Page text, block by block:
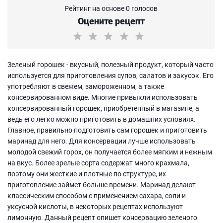
Рейтинг на основе 0 голосов
Оцените рецепт
Зеленый горошек - вкусный, полезный продукт, который часто
используется для приготовления супов, салатов и закусок. Его
употребляют в свежем, замороженном, а также
консервированном виде. Многие привыкли использовать
консервированный горошек, приобретенный в магазине, а
ведь его легко можно приготовить в домашних условиях.
Главное, правильно подготовить сам горошек и приготовить
маринад для него. Для консервации лучше использовать
молодой свежий горох, он получается более мягким и нежным
на вкус. Более зрелые сорта содержат много крахмала,
поэтому они жесткие и плотные по структуре, их
приготовление займет больше времени. Маринад делают
классическим способом с применением сахара, соли и
уксусной кислоты, в некоторых рецептах используют
лимонную. Данный рецепт опишет консервацию зеленого